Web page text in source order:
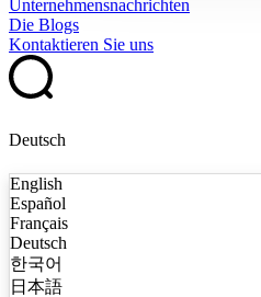
Unternehmensnachrichten
Die Blogs
Kontaktieren Sie uns
Deutsch
English
Español
Français
Deutsch
한국어
日本語